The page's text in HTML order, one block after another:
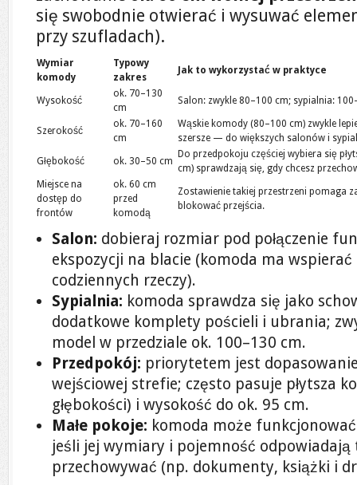
się swobodnie otwierać i wysuwać
przy szufladach).
Wymiar
komody
Typowy
zakres
Jak to wykorzystać w praktyce
Wysokość
ok. 70–130
cm
Salon: zwykle 80–100 cm; sypialnia:
Szerokość
ok. 70–160
cm
Wąskie komody (80–100 cm) zwykle
szersze — do większych salonów i
Głębokość ok. 30–50 cm
Do przedpokoju częściej wybiera się
cm) sprawdzają się, gdy chcesz
Miejsce na
dostęp do
frontów
ok. 60 cm
przed
komodą
Zostawienie takiej przestrzeni pomaga
blokować przejścia.
Salon: dobieraj rozmiar pod połączenie
ekspozycji na blacie (komoda ma
codziennych rzeczy).
Sypialnia: komoda sprawdza się jako
dodatkowe komplety pościeli i ubrania;
model w przedziale ok. 100–130 cm.
Przedpokój: priorytetem jest
wejściowej strefie; często pasuje płytsza
głębokości) i wysokość do ok. 95 cm.
Małe pokoje: komoda może
jeśli jej wymiary i pojemność odpowiadają
przechowywać (np. dokumenty, książki i